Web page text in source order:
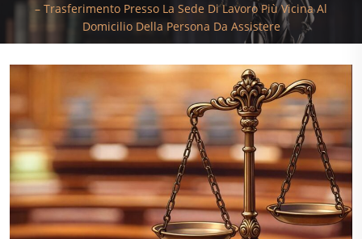
– Trasferimento Presso La Sede Di Lavoro Più Vicina Al
Domicilio Della Persona Da Assistere